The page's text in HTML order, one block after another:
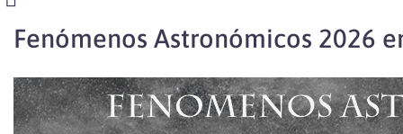
Fenómenos Astronómicos 2026